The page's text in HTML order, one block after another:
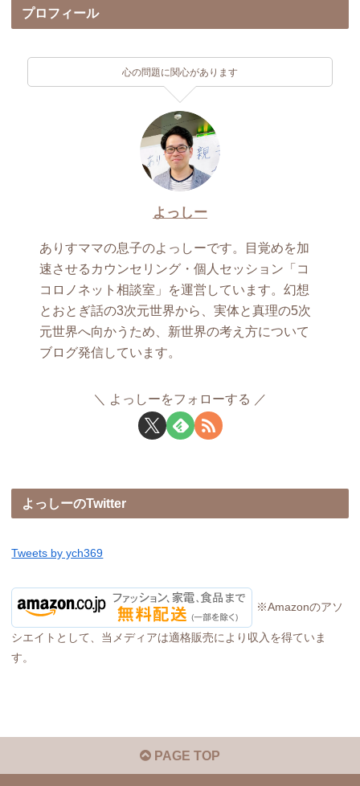
プロフィール
心の問題に関心があります
よっしー
ありすママの息子のよっしーです。目覚めを加
速させるカウンセリング・個人セッション「コ
コロノネット相談室」を運営しています。幻想
とおとぎ話の3次元世界から、実体と真理の5次
元世界へ向かうため、新世界の考え方について
ブログ発信しています。
よっしーをフォローする
よっしーのTwitter
Tweets by ych369
※Amazonのアソ
シエイトとして、当メディアは適格販売により収入を得ていま
す。
PAGE TOP